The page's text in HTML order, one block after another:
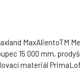
MaxAlientoTM
15 000 mm,
materiál